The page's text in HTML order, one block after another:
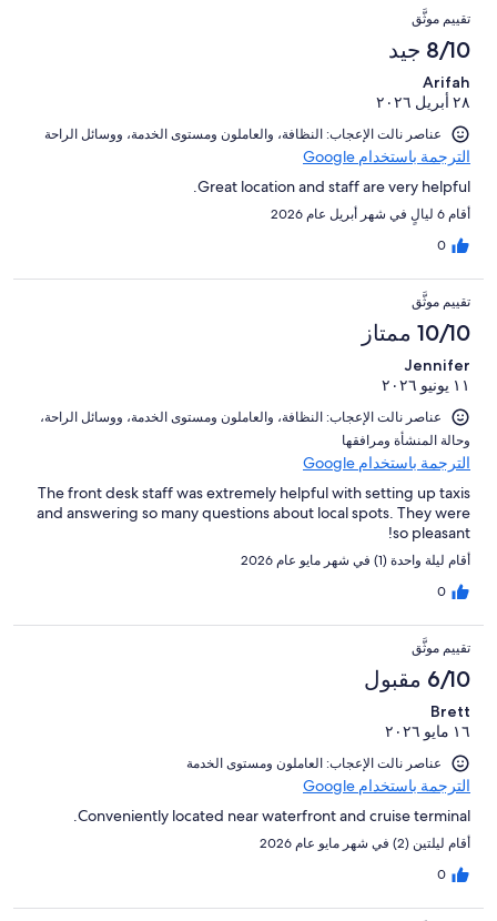
تقييم موثَّق
8/10 جيد
Arifah
٢٨ أبريل ٢٠٢٦
عناصر نالت الإعجاب: ⁦النظافة⁩، و⁦العاملون ومستوى الخدمة⁩، و⁦وسائل الراحة⁩
الترجمة باستخدام Google
Great location and staff are very helpful.
أقام 6 ليالٍ في شهر أبريل عام 2026
0
تقييم موثَّق
10/10 ممتاز
Jennifer
١١ يونيو ٢٠٢٦
عناصر نالت الإعجاب: ⁦النظافة⁩، و⁦العاملون ومستوى الخدمة⁩، و⁦وسائل الراحة⁩،
و⁦حالة المنشأة ومرافقها⁩
الترجمة باستخدام Google
The front desk staff was extremely helpful with setting up taxis
and answering so many questions about local spots. They were
so pleasant!
أقام ليلة واحدة (1) في شهر مايو عام 2026
0
تقييم موثَّق
6/10 مقبول
Brett
١٦ مايو ٢٠٢٦
عناصر نالت الإعجاب: العاملون ومستوى الخدمة
الترجمة باستخدام Google
Conveniently located near waterfront and cruise terminal.
أقام ليلتين (2) في شهر مايو عام 2026
0